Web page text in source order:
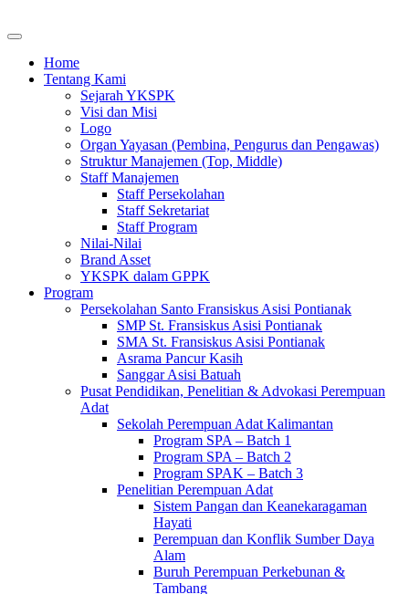
Home
Tentang Kami
Sejarah YKSPK
Visi dan Misi
Logo
Organ Yayasan (Pembina, Pengurus dan Pengawas)
Struktur Manajemen (Top, Middle)
Staff Manajemen
Staff Persekolahan
Staff Sekretariat
Staff Program
Nilai-Nilai
Brand Asset
YKSPK dalam GPPK
Program
Persekolahan Santo Fransiskus Asisi Pontianak
SMP St. Fransiskus Asisi Pontianak
SMA St. Fransiskus Asisi Pontianak
Asrama Pancur Kasih
Sanggar Asisi Batuah
Pusat Pendidikan, Penelitian & Advokasi Perempuan
Adat
Sekolah Perempuan Adat Kalimantan
Program SPA – Batch 1
Program SPA – Batch 2
Program SPAK – Batch 3
Penelitian Perempuan Adat
Sistem Pangan dan Keanekaragaman
Hayati
Perempuan dan Konflik Sumber Daya
Alam
Buruh Perempuan Perkebunan &
Tambang